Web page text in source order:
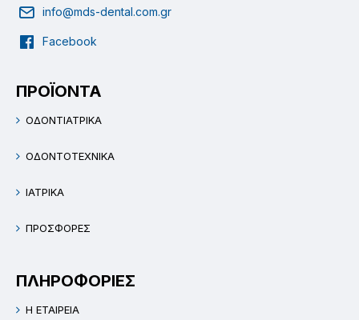
info@mds-dental.com.gr
Facebook
ΠΡΟΪΟΝΤΑ
ΟΔΟΝΤΙΑΤΡΙΚΑ
ΟΔΟΝΤΟΤΕΧΝΙΚΑ
ΙΑΤΡΙΚΑ
ΠΡΟΣΦΟΡΕΣ
ΠΛΗΡΟΦΟΡΙΕΣ
Η ΕΤΑΙΡΕΙΑ